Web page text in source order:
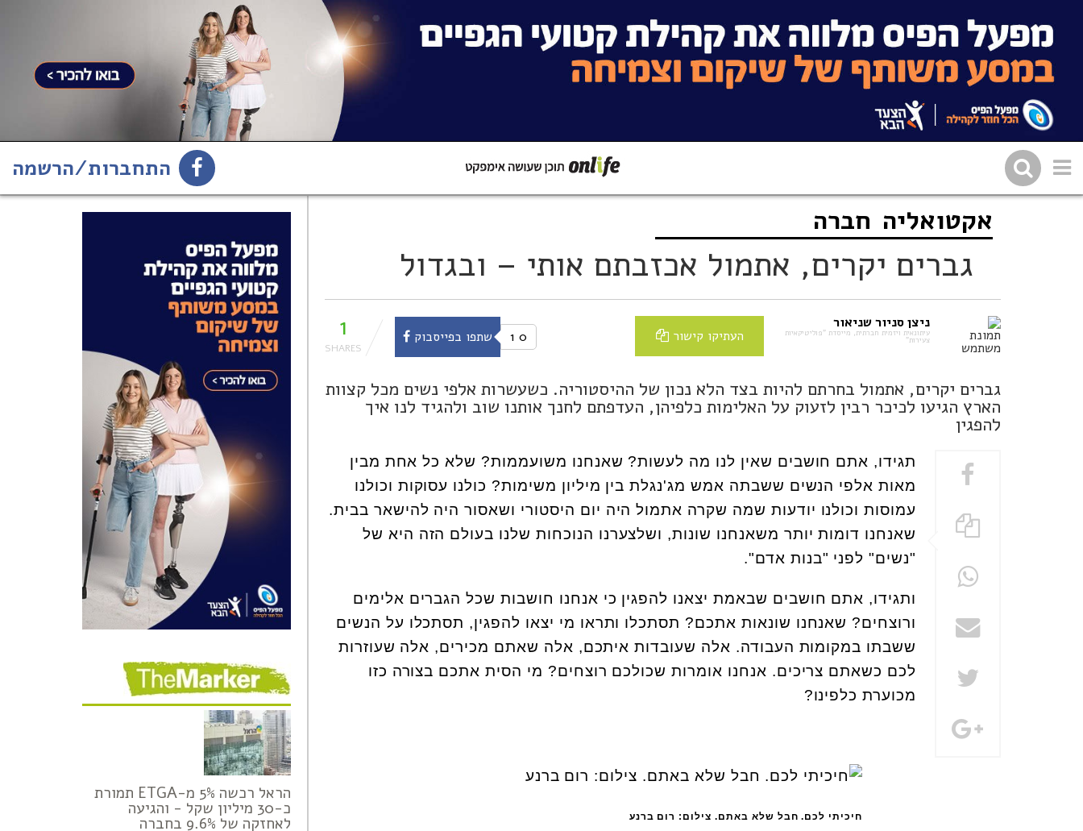
התחברות/הרשמה
שתפו בפייסבוק הירשמו לניוזלטר 1 אקטואליה חברה
גברים יקרים, אתמול אכזבתם אותי – ובגדול
ניצן סניור שניאור
עיתונאית ויזמית חברתית, מייסדת "פוליטיקאיות
צעירות" העתיקו קישור 0 שתפו בפייסבוק 1
גברים יקרים, אתמול בחרתם להיות בצד הלא נכון של ההיסטוריה. כשעשרות אלפי נשים מכל קצוות
הארץ הגיעו לכיכר רבין לזעוק על האלימות כלפיהן, העדפתם לחנך אותנו שוב ולהגיד לנו איך
להפגין
תגידו, אתם חושבים שאין לנו מה לעשות? שאנחנו משועממות? שלא כל אחת מבין
מאות אלפי הנשים ששבתה אמש מג'נגלת בין מיליון משימות? כולנו עסוקות וכולנו
עמוסות וכולנו יודעות שמה שקרה אתמול היה יום היסטורי ושאסור היה להישאר בבית.
שאנחנו דומות יותר משאנחנו שונות, ושלצערנו הנוכחות שלנו בעולם הזה היא של
"נשים" לפני "בנות אדם".
ותגידו, אתם חושבים שבאמת יצאנו להפגין כי אנחנו חושבות שכל הגברים אלימים
ורוצחים? שאנחנו שונאות אתכם? תסתכלו ותראו מי יצאו להפגין, תסתכלו על הנשים
ששבתו במקומות העבודה. אלה שעובדות איתכם, אלה שאתם מכירים, אלה שעוזרות
לכם כשאתם צריכים. אנחנו אומרות שכולכם רוצחים? מי הסית אתכם בצורה כזו
מכוערת כלפינו?
חיכיתי לכם. חבל שלא באתם. צילום: רום ברנע
הראל רכשה 5% מ-ETGA תמורת
כ-30 מיליון שקל - והגיעה
לאחזקה של 9.6% בחברה